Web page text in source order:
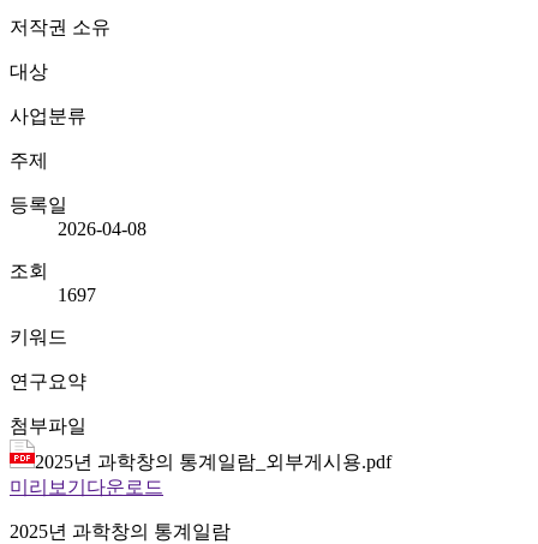
저작권 소유
대상
사업분류
주제
등록일
2026-04-08
조회
1697
키워드
연구요약
첨부파일
2025년 과학창의 통계일람_외부게시용.pdf
미리보기 다운로드
2025년 과학창의 통계일람